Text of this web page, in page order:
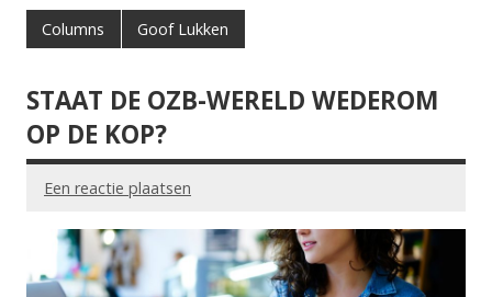
Columns Goof Lukken
STAAT DE OZB-WERELD WEDEROM
OP DE KOP?
Een reactie plaatsen